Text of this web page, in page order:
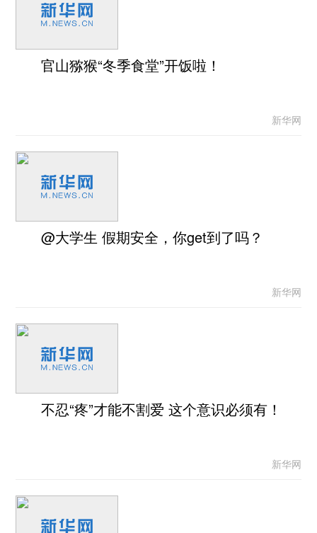
官山猕猴“冬季食堂”开饭啦！
新华网
@大学生 假期安全，你get到了吗？
新华网
不忍“疼”才能不割爱 这个意识必须有！
新华网